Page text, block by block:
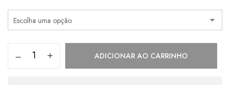
2x deR$239,50s/ juros R$479,00
3x de
ADICIONAR AO CARRINHO